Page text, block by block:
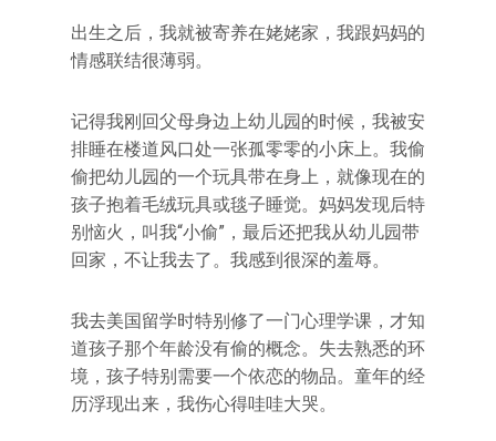
出生之后，我就被寄养在姥姥家，我跟妈妈的
情感联结很薄弱。
记得我刚回父母身边上幼儿园的时候，我被安
排睡在楼道风口处一张孤零零的小床上。我偷
偷把幼儿园的一个玩具带在身上，就像现在的
孩子抱着毛绒玩具或毯子睡觉。妈妈发现后特
别恼火，叫我“小偷”，最后还把我从幼儿园带
回家，不让我去了。我感到很深的羞辱。
我去美国留学时特别修了一门心理学课，才知
道孩子那个年龄没有偷的概念。失去熟悉的环
境，孩子特别需要一个依恋的物品。童年的经
历浮现出来，我伤心得哇哇大哭。